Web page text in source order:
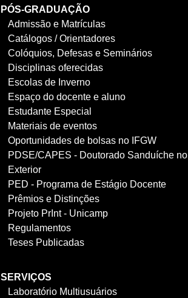
PÓS-GRADUAÇÃO
Admissão e Matrículas
Catálogos / Orientadores
Colóquios, Defesas e Seminários
Disciplinas oferecidas
Escolas de Inverno
Espaço do docente e aluno
Estudante Especial
Materiais de eventos
Oportunidades de bolsas no IFGW
PDSE/CAPES - Doutorado Sanduíche no
Exterior
PED - Programa de Estágio Docente
Prêmios e Distinções
Projeto PrInt - Unicamp
Regulamentos
Teses Publicadas
SERVIÇOS
Laboratório Multiusuários